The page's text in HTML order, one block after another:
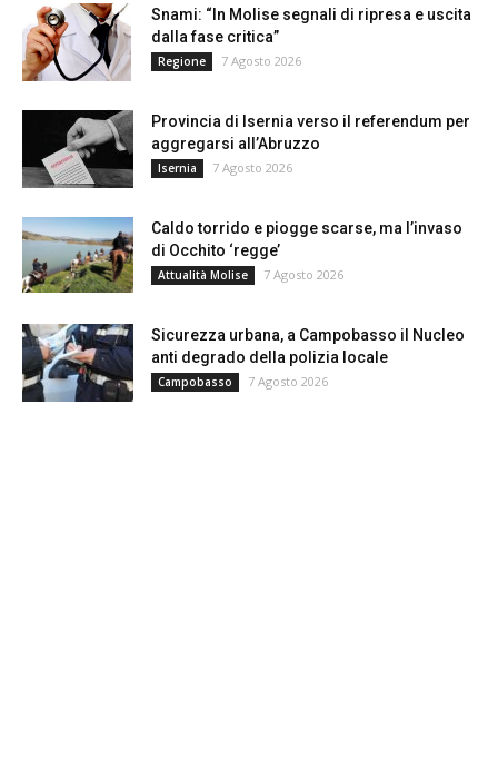
Snami: “In Molise segnali di ripresa e uscita
dalla fase critica”
Regione 7 Agosto 2026
Provincia di Isernia verso il referendum per
aggregarsi all’Abruzzo
Isernia 7 Agosto 2026
Caldo torrido e piogge scarse, ma l’invaso
di Occhito ‘regge’
Attualità Molise 7 Agosto 2026
Sicurezza urbana, a Campobasso il Nucleo
anti degrado della polizia locale
Campobasso 7 Agosto 2026